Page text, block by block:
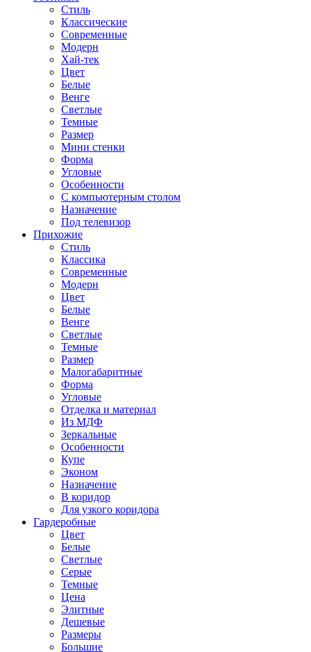
Стиль
Классические
Современные
Модерн
Хай-тек
Цвет
Белые
Венге
Светлые
Темные
Размер
Мини стенки
Форма
Угловые
Особенности
С компьютерным столом
Назначение
Под телевизор
Прихожие
Стиль
Классика
Современные
Модерн
Цвет
Белые
Венге
Светлые
Темные
Размер
Малогабаритные
Форма
Угловые
Отделка и материал
Из МДФ
Зеркальные
Особенности
Купе
Эконом
Назначение
В коридор
Для узкого коридора
Гардеробные
Цвет
Белые
Светлые
Серые
Темные
Цена
Элитные
Дешевые
Размеры
Большие